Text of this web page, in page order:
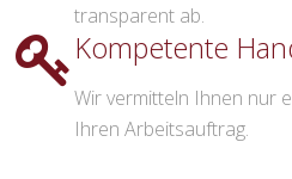
transparent ab.
Kompetente
Wir vermitteln Ihnen nur
Ihren Arbeitsauftrag.